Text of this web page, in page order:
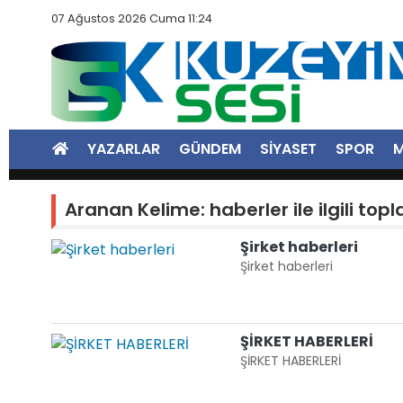
07 Ağustos 2026 Cuma 11:24
YAZARLAR GÜNDEM SİYASET SPOR
Aranan Kelime: haberler ile ilgili
Şirket haberleri
Şirket haberleri
ŞİRKET HABERLERİ
ŞİRKET HABERLERİ